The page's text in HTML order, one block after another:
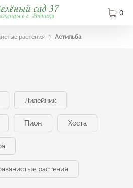
0
растения Астильба
Лилейник
Пион Хоста
растения